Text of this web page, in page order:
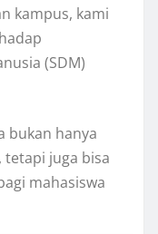
kampus, kami
(SDM)
bukan hanya
juga bisa
mahasiswa